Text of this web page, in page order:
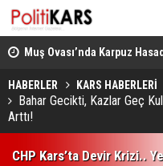
Muş Ovası’nda Karpuz
Gelir Hedefleniyor
HABERLER KARS HABERLERİ
Bahar Gecikti, Kazlar Geç
Arttı!
CHP Kars’ta Devir Krizi..